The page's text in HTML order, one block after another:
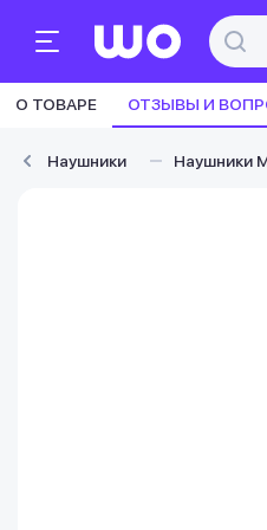
О ТОВАРЕ ОТЗЫВЫ И
Наушники Наушники